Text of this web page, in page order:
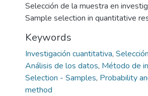
Selección de la muestra en
Sample selection in quantitative
Keywords
Investigación cuantitativa,
Análisis de los datos, Método de
Selection - Samples, Probability
method